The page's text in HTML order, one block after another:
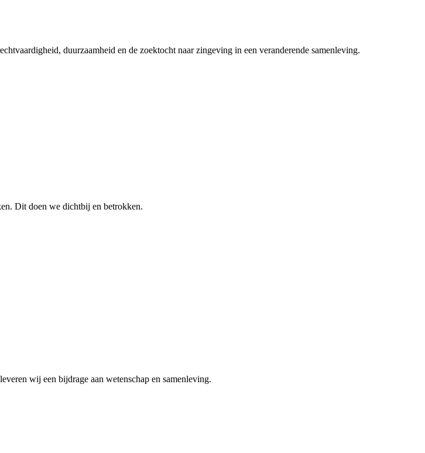
duurzaamheid en de zoektocht naar zingeving in een veranderende samenleving.
Dit doen we dichtbij en betrokken.
wij een bijdrage aan wetenschap en samenleving.